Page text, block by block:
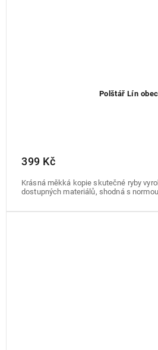
Polštář Lín
399 Kč
Krásná měkká kopie skutečné ryby
dostupných materiálů, shodná s